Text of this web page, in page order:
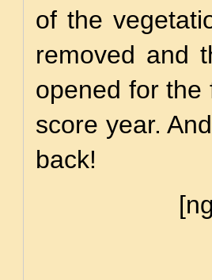
of the
removed and
opened for the
score year.
back!